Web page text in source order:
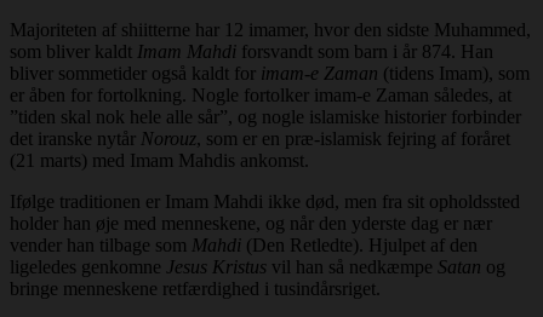
Majoriteten af shiitterne har 12 imamer, hvor den sidste Muhammed,
som bliver kaldt Imam Mahdi forsvandt som barn i år 874. Han
bliver sommetider også kaldt for imam-e Zaman (tidens Imam), som
er åben for fortolkning. Nogle fortolker imam-e Zaman således, at
”tiden skal nok hele alle sår”, og nogle islamiske historier forbinder
det iranske nytår Norouz, som er en præ-islamisk fejring af foråret
(21 marts) med Imam Mahdis ankomst.
Ifølge traditionen er Imam Mahdi ikke død, men fra sit opholdssted
holder han øje med menneskene, og når den yderste dag er nær
vender han tilbage som Mahdi (Den Retledte). Hjulpet af den
ligeledes genkomne Jesus Kristus vil han så nedkæmpe Satan og
bringe menneskene retfærdighed i tusindårsriget.